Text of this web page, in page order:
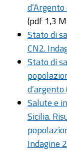
(pdf 1,3
Stato di
CN2.
Stato di
Salute e
Sicilia.
Indagine